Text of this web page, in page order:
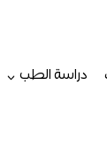
دراسة الطب